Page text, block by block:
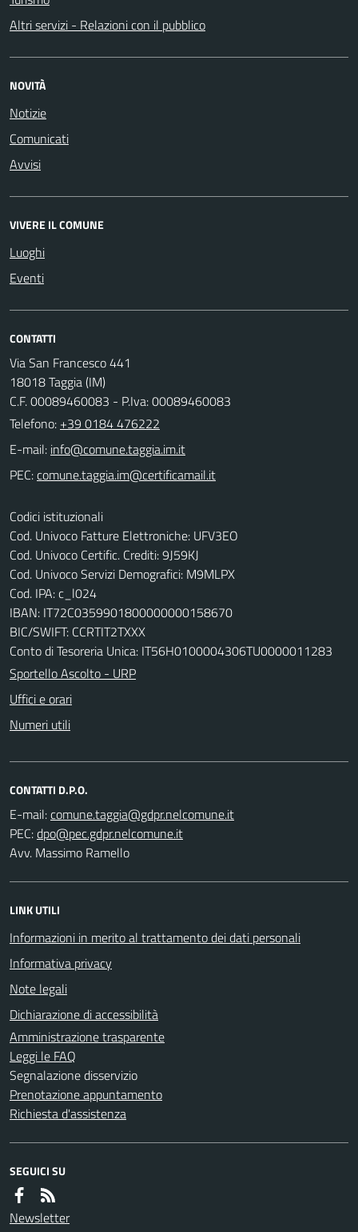
Altri servizi - Relazioni con il pubblico
NOVITÀ
Notizie
Comunicati
Avvisi
VIVERE IL COMUNE
Luoghi
Eventi
CONTATTI
Via San Francesco 441
18018 Taggia (IM)
C.F. 00089460083 - P.Iva: 00089460083
Telefono: +39 0184 476222
E-mail:
PEC:
Codici istituzionali
Cod. Univoco Fatture Elettroniche: UFV3EO
Cod. Univoco Certific. Crediti: 9J59KJ
Cod. Univoco Servizi Demografici: M9MLPX
Cod. IPA: c_l024
IBAN: IT72C0359901800000000158670
BIC/SWIFT: CCRTIT2TXXX
Conto di Tesoreria Unica: IT56H0100004306TU0000011283
Sportello Ascolto - URP
Uffici e orari
Numeri utili
CONTATTI D.P.O.
E-mail:
PEC:
Avv. Massimo Ramello
LINK UTILI
Informazioni in merito al trattamento dei dati personali
Informativa privacy
Note legali
Dichiarazione di accessibilità
Amministrazione trasparente
Leggi le FAQ
Segnalazione disservizio
Prenotazione appuntamento
Richiesta d'assistenza
SEGUICI SU
Newsletter